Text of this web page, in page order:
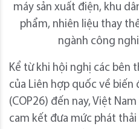
máy sản xuất điện, khu
phẩm, nhiên liệu thay
ngành công
Kể từ khi hội nghị các bên
của Liên hợp quốc về biến
(COP26) đến nay, Việt
cam kết đưa mức phát thải